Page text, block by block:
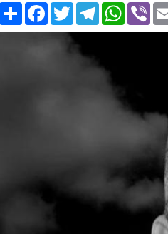
РесурсFacebook
TwitterTelegram